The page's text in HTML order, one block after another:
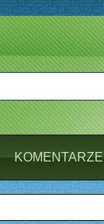
KOMENTARZE